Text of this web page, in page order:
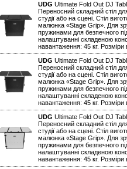
UDG Ultimate Fold Out DJ
Переносний складний стіл
студії або на сцені. Стіл
малюнка «Stage Grip». Для
пружинами для безпечного
налаштуванні складеною
навантаження: 45 кг.
UDG Ultimate Fold Out DJ
Переносний складний стіл
студії або на сцені. Стіл
малюнка «Stage Grip». Для
пружинами для безпечного
налаштуванні складеною
навантаження: 45 кг.
UDG Ultimate Fold Out DJ
Переносний складний стіл
студії або на сцені. Стіл
малюнка «Stage Grip». Для
пружинами для безпечного
налаштуванні складеною
навантаження: 45 кг.